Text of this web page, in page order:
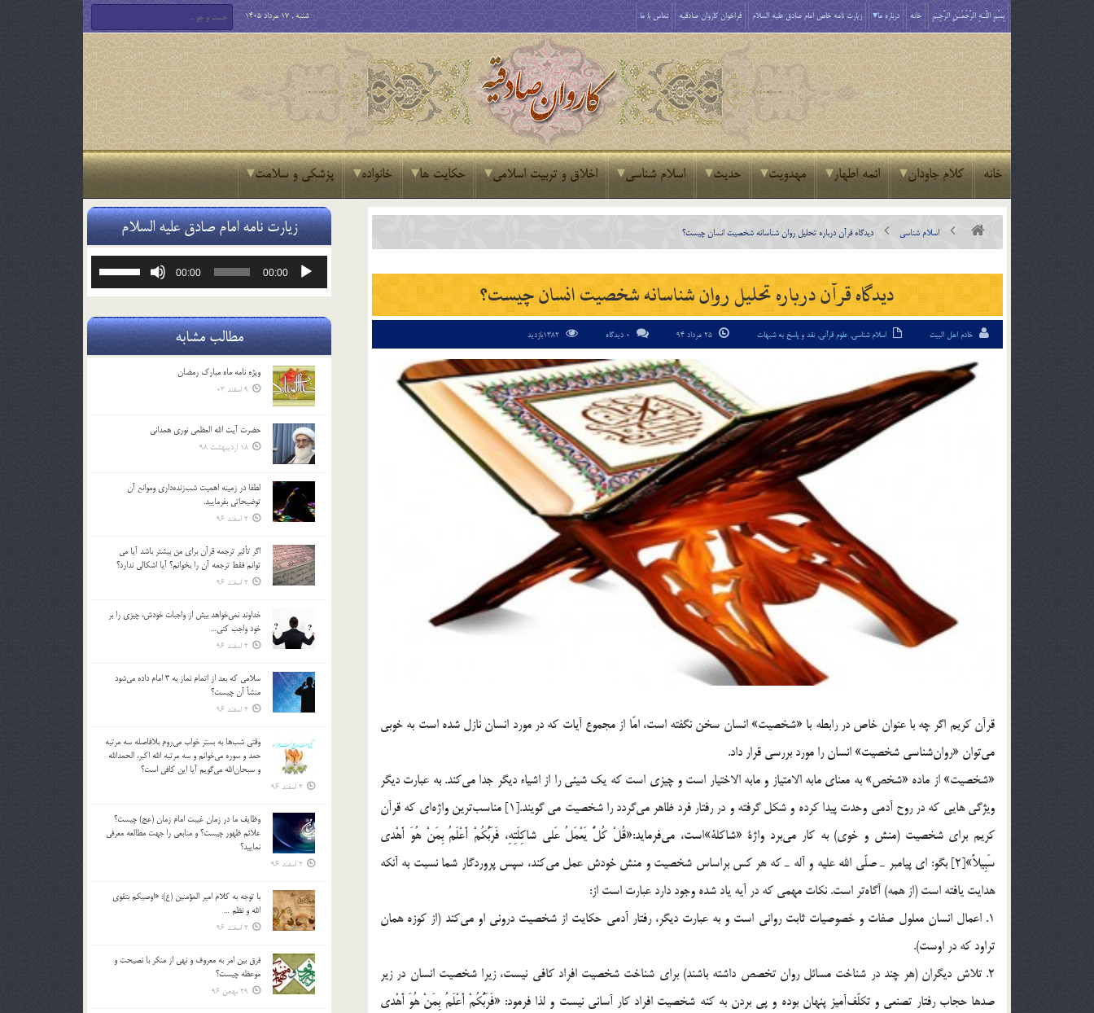
بِسْمِ اللَّـهِ الرَّحْمَـٰنِ الرَّحِيمِ خانه درباره ما زیارت نامه خاص امام صادق علیه السلام فراخوان کاروان صادقیه تماس با ما شنبه , 17 مرداد 1405
خانه کلام جاودان ائمه اطهار مهدویت حدیث اسلام شناسی اخلاق و تربیت اسلامی حکایت ها خانواده پزشکی و سلامت
اسلام شناسی ديدگاه قرآن درباره تحليل روان شناسانه شخصيت انسان چيست؟
ديدگاه قرآن درباره تحليل روان شناسانه شخصيت انسان چيست؟
خادم اهل البیت اسلام شناسی,علوم قرآنی, نقد و پاسخ به شبهات 0 دیدگاه
قرآن كريم اگر چه با عنوان خاص در رابطه با «شخصيت» انسان سخن نگفته است، امّا از مجموع آيات كه در مورد انسان نازل شده است به خوبي
مي‌توان «روان‌شناسي شخصيت» انسان را مورد بررسي قرار داد.
«شخصيت» از ماده «شخص» به معناي مابه الامتياز و مابه الاختيار است و چيزي است كه يك شيئي را از اشياء ديگر جدا مي‌كند. به عبارت ديگر
ويژگي هايي كه در روح آدمي وحدت پيدا كرده و شكل گرفته و در رفتار فرد ظاهر مي‌گردد را شخصيت مي گويند.[1] مناسب‌ترين واژه‌اي كه قرآن
كريم براي شخصيت (منش و خوي) به كار مي‌برد واژة «شاكلة»است، مي‌فرمايد:«قُلْ كُلٌّ يَعْمَلُ عَلى شاكِلَتِهِ، فَرَبُّكُمْ أَعْلَمُ بِمَنْ هُوَ أَهْدى
سَبِيلاً»[2] بگو: اي پيامبر ـ صلّي الله عليه و آله ـ كه هر كس براساس شخصيت و منش خودش عمل مي‌كند، سپس پروردگار شما نسبت به آنكه
هدايت يافته است (از همه) آگاه‌تر است. نكات مهمي كه در آيه ياد شده وجود دارد عبارت است از:
1. اعمال انسان معلول صفات و خصوصيات ثابت رواني است و به عبارت ديگر، رفتار آدمي حكايت از شخصيت دروني او مي‌كند (از كوزه همان
تراود كه در اوست).
2. تلاش ديگران (هر چند در شناخت مسائل روان تخصص داشته باشند) براي شناخت شخصيت افراد كافي نيست، زيرا شخصيت انسان در زير
صدها حجاب رفتار تصنعي و تكلّف‌آميز پنهان بوده و پي بردن به كنه شخصيت افراد كار آساني نيست و لذا فرمود: «فَرَبُّكُمْ أَعْلَمُ بِمَنْ هُوَ أَهْدى
زیارت نامه امام صادق علیه السلام
پخش‌کننده
00:00
00:00
یا
صدا
کلیدهای
مطالب مشابه
ویژه نامه ماه مبارک رمضان
9 اسفند 03
حضرت آیت الله العظمی نوری همدانی
18 اردیبهشت 98
لطفا در زمينه اهميت شب‌زنده‌داري وموانع آن
توضيحاتي بفرماييد.
2 اسفند 96
اگر تأثير ترجمه قرآن براي من بيشتر باشد آيا مي
توانم فقط ترجمه آن را بخوانم؟ آيا اشكالي ندارد؟
2 اسفند 96
خداوند نمي‌خواهد بيش از واجبات خودش، چيزي را بر
خود واجب كني…
2 اسفند 96
سلامي كه بعد از اتمام نماز به 3 امام داده مي‌شود
منشأ آن چيست؟
2 اسفند 96
وقتي شب‌ها به بستر خواب مي‌روم بلافاصله سه مرتبه
حمد و سوره مي‌خوانم و سه مرتبه الله اكبر، الحمدالله
و سبحان‌الله مي‌گويم آيا اين كافي است؟
2 اسفند 96
وظايف ما در زمان غيبت امام زمان (عج) چيست؟
علائم ظهور چيست؟ و منابعي را جهت مطالعه معرفي
نماييد؟
2 اسفند 96
با توجه به كلام امير المؤمنين (ع): «اوصيكم بتقوي
الله و نظم …
2 اسفند 96
فرق بين امر به معروف و نهي از منكر با نصيحت و
موعظه چيست؟
29 بهمن 96